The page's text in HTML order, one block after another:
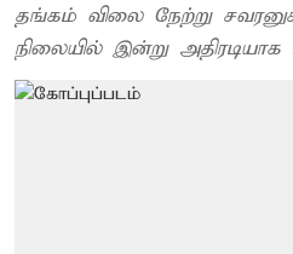
தங்கம் விலை நேற்று
நிலையில் இன்று